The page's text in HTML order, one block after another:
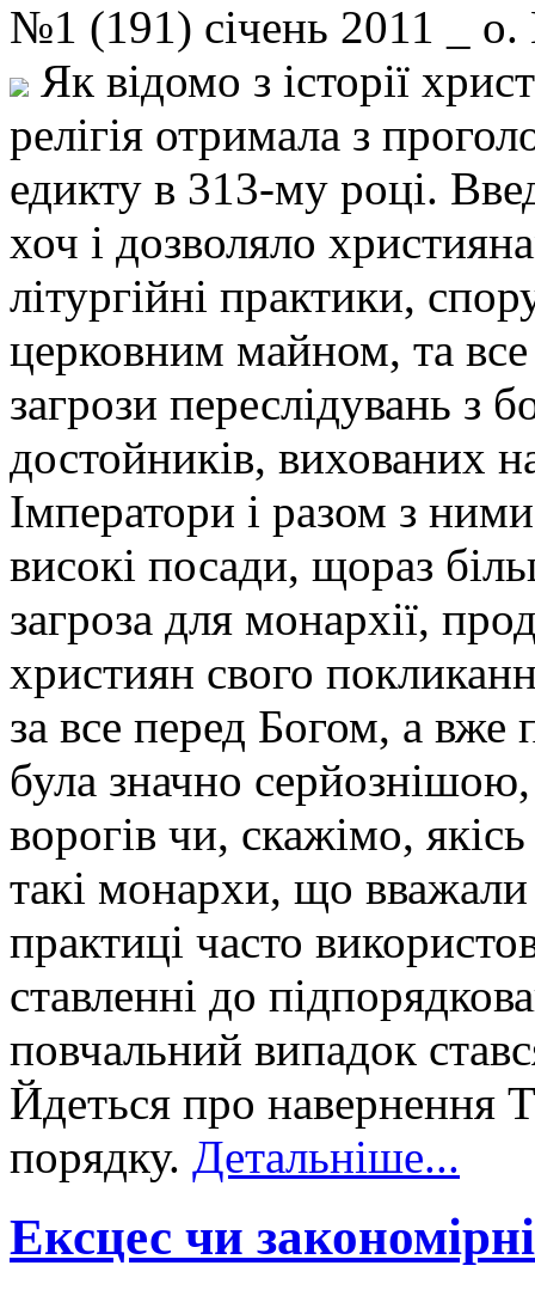
№1 (191) січень 2011 _
Як відомо з історії
релігія отримала з
едикту в 313-му році.
хоч і дозволяло
літургійні практики,
церковним майном, та
загрози переслідувань з
достойників, вихованих
Імператори і разом з
високі посади, щораз
загроза для монархії,
християн свого
за все перед Богом, а вже
була значно
ворогів чи, скажімо,
такі монархи, що
практиці часто
ставленні до
повчальний випадок
Йдеться про навернення
порядку. Детальніше...
Ексцес чи